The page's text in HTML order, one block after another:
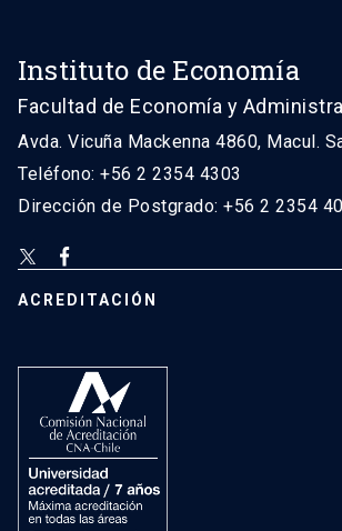
Instituto de Economía
Facultad de Economía y
Avda. Vicuña Mackenna 4860, Macul.
Teléfono: +56 2 2354 4303
Dirección de Postgrado: +56 2 2354
ACREDITACIÓN